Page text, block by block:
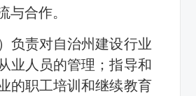
与合作。
负责对自治州建设行业
业人员的管理；指导和
的职工培训和继续教育